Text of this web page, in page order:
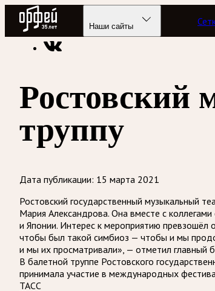
Радио Орфей
Наши сайты
Радио классической музыки «Орфей»
Ростовский
труппу
Дата публикации: 15 марта 2021
Ростовский государственный музыкальный
Мария Александрова. Она вместе с
и Японии. Интерес к мероприятию
чтобы был такой симбиоз — чтобы и мы
и мы их просматривали», — отметил главный
В балетной труппе Ростовского
принимала участие в международных
ТАСС